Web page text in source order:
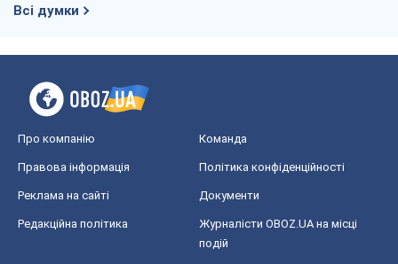
Всі думки
Про компанію Команда
Правова інформація Політика конфіденційності
Реклама на сайті Документи
Редакційна політика
Журналісти OBOZ.UA на місці
подій